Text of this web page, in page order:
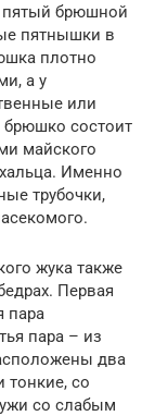
пятый брюшной
пятнышки в
плотно
а у
или
состоит
майского
Именно
трубочки,
жука также
Первая
пара
пара – из
два
тонкие, со
со слабым